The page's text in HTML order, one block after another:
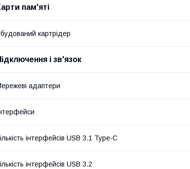
пам'яті
картрідер
і зв'язок
адаптери
інтерфейсів USB 3.1 Type-C
інтерфейсів USB 3.2